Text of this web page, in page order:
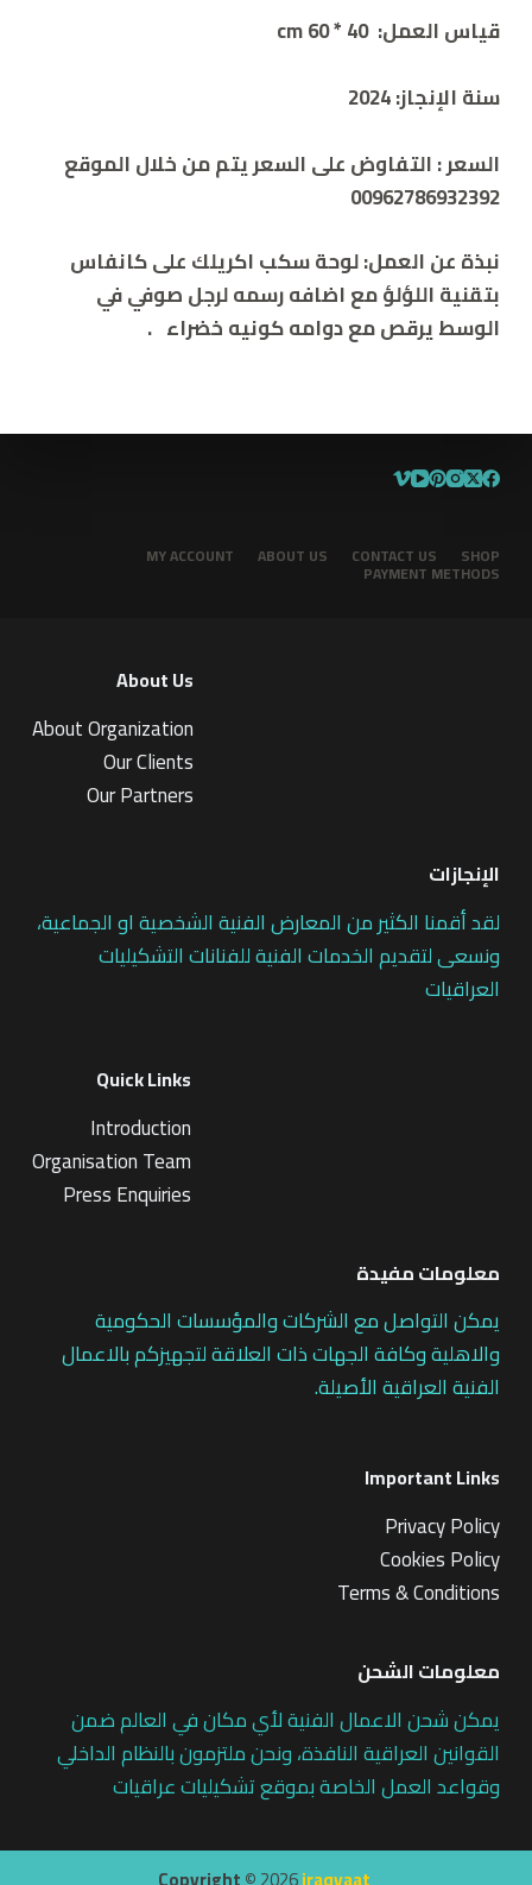
قياس العمل: 40 * 60 cm
سنة الإنجاز:2024
السعر :التفاوض على السعر يتم من خلال الموقع
00962786932392
نبذة عن العمل: لوحة سكب اكريلك على كانفاس
بتقنية اللؤلؤ مع اضافه رسمه لرجل صوفي في
الوسط يرقص مع دوامه كونيه خضراء .
SHOP
CONTACT US
ABOUT US
MY ACCOUNT
PAYMENT METHODS
About Us
About Organization
Our Clients
Our Partners
الإنجازات
لقد أقمنا الكثير من المعارض الفنية الشخصية او الجماعية،
ونسعى لتقديم الخدمات الفنية للفنانات التشكيليات
العراقيات
Quick Links
Introduction
Organisation Team
Press Enquiries
معلومات مفيدة
يمكن التواصل مع الشركات والمؤسسات الحكومية
والاهلية وكافة الجهات ذات العلاقة لتجهيزكم بالاعمال
الفنية العراقية الأصيلة.
Important Links
Privacy Policy
Cookies Policy
Terms & Conditions
معلومات الشحن
يمكن شحن الاعمال الفنية لأي مكان في العالم ضمن
القوانين العراقية النافذة، ونحن ملتزمون بالنظام الداخلي
وقواعد العمل الخاصة بموقع تشكيليات عراقيات